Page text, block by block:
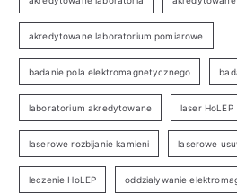
akredytowane laboratorium pomiarowe
badanie pola elektromagnetycznego
laboratorium akredytowane laser HoLEP
laserowe rozbijanie kamieni laserowe
leczenie HoLEP oddziaływanie